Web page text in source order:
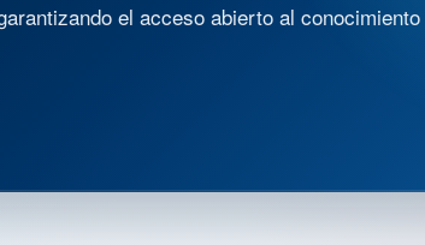
el acceso abierto al